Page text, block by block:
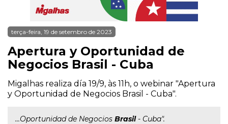
terça-feira, 19 de setembro de 2023
Apertura y Oportunidad de
Negocios Brasil - Cuba
Migalhas realiza día 19/9, às 11h, o webinar "Apertura
y Oportunidad de Negocios Brasil - Cuba".
...Oportunidad de Negocios Brasil- Cuba".